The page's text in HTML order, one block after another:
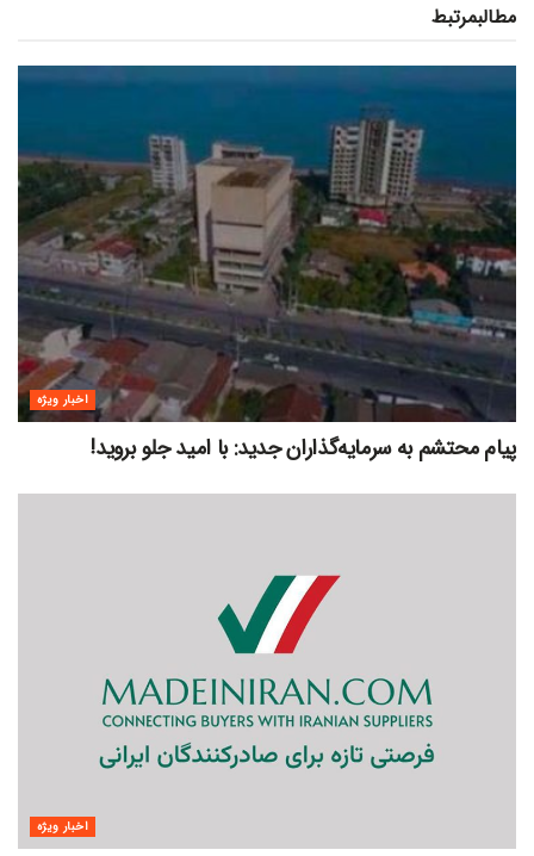
مطالبمرتبط
اخبار ویژه
پیام محتشم به سرمایه‌گذاران جدید: با امید جلو بروید!
اخبار ویژه